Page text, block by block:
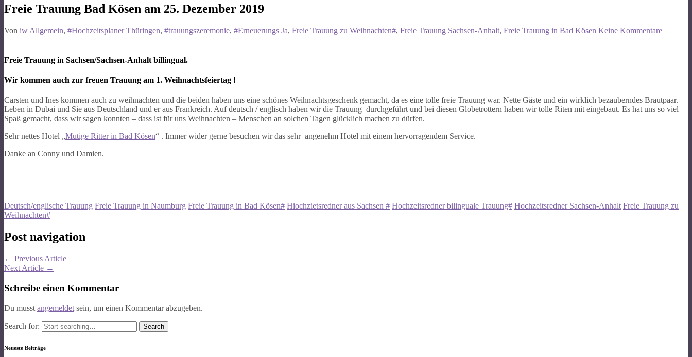
Freie Trauung Bad Kösen am 25. Dezember 2019
Von iw Allgemein, #Hochzeitsplaner Thüringen, #trauungszeremonie, #Erneuerungs Ja, Freie Trauung zu Weihnachten#, Freie Trauung Sachsen-Anhalt, Freie Trauung in Bad Kösen Keine Kommentare
Freie Trauung in Sachsen/Sachsen-Anhalt billingual.
Wir kommen auch zur freuen Trauung am 1. Weihnachtsfeiertag !
Carsten und Ines kommen auch zu weihnachten und die beiden haben uns eine schönes Weihnachtsgeschenk gemacht, da es eine tolle freie Trauung war. Nette Gäste und ein wirklich bezauberndes Brautpaar.
Leben in Dubai und Sie aus Deutschland und er aus Frankreich. Auf deutsch / englisch haben wir die Trauung durchgeführt und bei diesen Globetrottern haben wir tolle Riten mit eingebaut. Es hat uns so viel
Spaß gemacht, dass wir sagen konnten – dass ist für uns Weihnachten – Menschen an solchen Tagen glücklich machen zu dürfen.
Sehr nettes Hotel „Mutige Ritter in Bad Kösen“ . Immer wider gerne besuchen wir das sehr angenehm Hotel mit einem hervorragendem Service.
Danke an Conny und Damien.
Deutsch/englische Trauung Freie Trauung in Naumburg Freie Trauung in Bad Kösen# Hiochzietsredner aus Sachsen # Hochzeitsredner bilinguale Trauung# Hochzeitsredner Sachsen-Anhalt Freie Trauung zu
Weihnachten#
Post navigation
← Previous Article
Next Article →
Schreibe einen Kommentar
Du musst angemeldet sein, um einen Kommentar abzugeben.
Search for:
Neueste Beiträge